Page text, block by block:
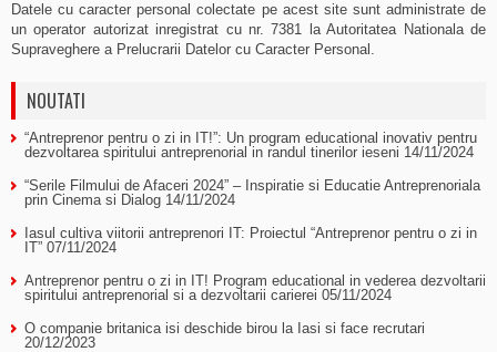
Datele cu caracter personal colectate pe acest site sunt administrate de
un operator autorizat inregistrat cu nr. 7381 la Autoritatea Nationala de
Supraveghere a Prelucrarii Datelor cu Caracter Personal.
NOUTATI
“Antreprenor pentru o zi in IT!”: Un program educational inovativ pentru
dezvoltarea spiritului antreprenorial in randul tinerilor ieseni 14/11/2024
“Serile Filmului de Afaceri 2024” – Inspiratie si Educatie Antreprenoriala
prin Cinema si Dialog 14/11/2024
Iasul cultiva viitorii antreprenori IT: Proiectul “Antreprenor pentru o zi in
IT” 07/11/2024
Antreprenor pentru o zi in IT! Program educational in vederea dezvoltarii
spiritului antreprenorial si a dezvoltarii carierei 05/11/2024
O companie britanica isi deschide birou la Iasi si face recrutari
20/12/2023